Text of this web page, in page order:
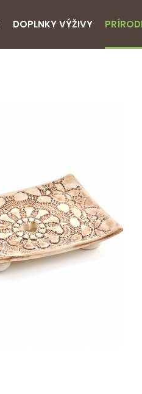
DOPLNKY VÝŽIVY